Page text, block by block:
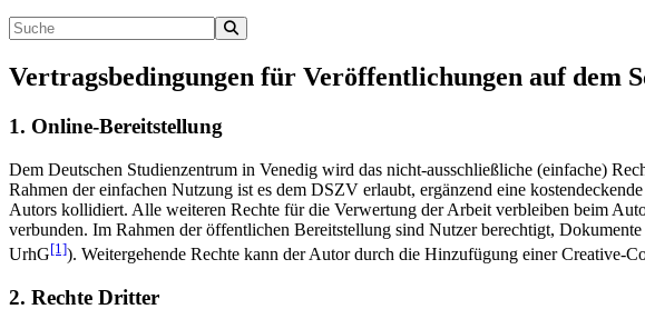
Vertragsbedingungen für Veröffentlichungen auf dem
1. Online-Bereitstellung
Dem Deutschen Studienzentrum in Venedig wird das nicht-ausschließliche (einfache)
Rahmen der einfachen Nutzung ist es dem DSZV erlaubt, ergänzend eine
Autors kollidiert. Alle weiteren Rechte für die Verwertung der Arbeit verbleiben beim
verbunden. Im Rahmen der öffentlichen Bereitstellung sind Nutzer berechtigt,
UrhG[1]). Weitergehende Rechte kann der Autor durch die Hinzufügung einer Creative-
2. Rechte Dritter